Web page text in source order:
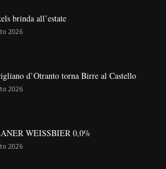
brinda all’estate
2026
d’Otranto torna Birre al Castello
2026
WEISSBIER 0,0%
2026